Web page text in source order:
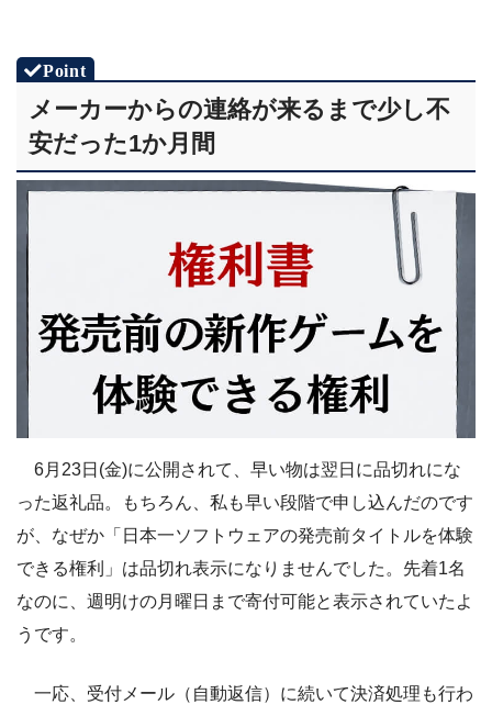
メーカーからの連絡が来るまで少し不
安だった1か月間
6月23日(金)に公開されて、早い物は翌日に品切れにな
った返礼品。もちろん、私も早い段階で申し込んだのです
が、なぜか「日本一ソフトウェアの発売前タイトルを体験
できる権利」は品切れ表示になりませんでした。先着1名
なのに、週明けの月曜日まで寄付可能と表示されていたよ
うです。
一応、受付メール（自動返信）に続いて決済処理も行わ